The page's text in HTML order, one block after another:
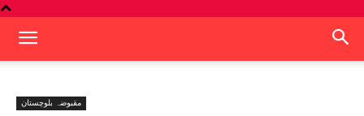
مقبوضہ بلوچستان